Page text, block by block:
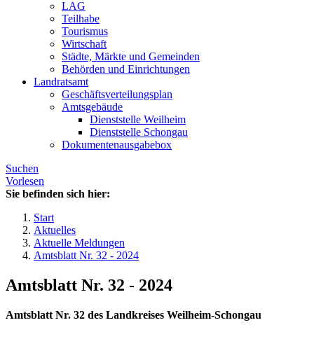
LAG
Teilhabe
Tourismus
Wirtschaft
Städte, Märkte und Gemeinden
Behörden und Einrichtungen
Landratsamt
Geschäftsverteilungsplan
Amtsgebäude
Dienststelle Weilheim
Dienststelle Schongau
Dokumentenausgabebox
Suchen
Vorlesen
Sie befinden sich hier:
Start
Aktuelles
Aktuelle Meldungen
Amtsblatt Nr. 32 - 2024
Amtsblatt Nr. 32 - 2024
Amtsblatt Nr. 32 des Landkreises Weilheim-Schongau